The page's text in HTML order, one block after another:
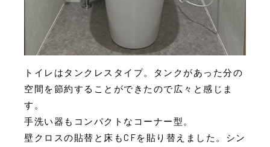
トイレはタンクレスタイプ。タンクがあった分の
空間を節約することができたので広々と感じま
す。
手洗い器もコンパクトなコーナー型。
壁クロスの貼替と床もCFを貼り替えました。シン